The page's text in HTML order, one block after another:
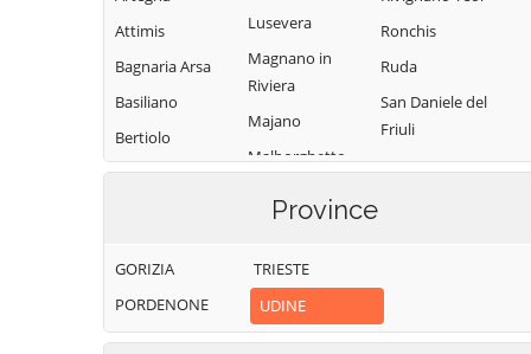
Attimis
Bagnaria Arsa
Basiliano
Bertiolo
Bicinicco
Buttrio
Camino al
Tagliamento
Lusevera
Magnano in
Riviera
Majano
Malborghetto
Manzano
Lagunare
Martignacco
Ronchis
Ruda
San Daniele del
Friuli
San Giorgio di
San Leonardo
San Pietro al
Province
GORIZIA
PORDENONE
TRIESTE
UDINE